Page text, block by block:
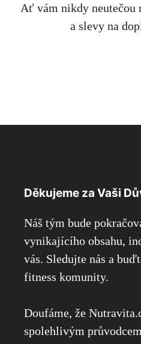
Ať vám nikdy neutečou
a slevy na
Děkujeme za Vaši
Náš tým bude
vynikajícího obsahu,
vás. Sledujte nás a
fitness komunity.
Doufáme, že
spolehlivým